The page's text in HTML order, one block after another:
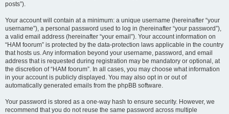
posts”).
Your account will contain at a minimum: a unique username (hereinafter “your
username”), a personal password used to log in (hereinafter “your password”),
a valid email address (hereinafter “your email”). Your account information on
“HAM foorum” is protected by the data-protection laws applicable in the country
that hosts us. Any information beyond your username, password, and email
address that is requested during registration may be mandatory or optional, at
the discretion of “HAM foorum”. In all cases, you may choose what information
in your account is publicly displayed. You may also opt in or out of
automatically generated emails from the phpBB software.
Your password is stored as a one-way hash to ensure security. However, we
recommend that you do not reuse the same password across multiple